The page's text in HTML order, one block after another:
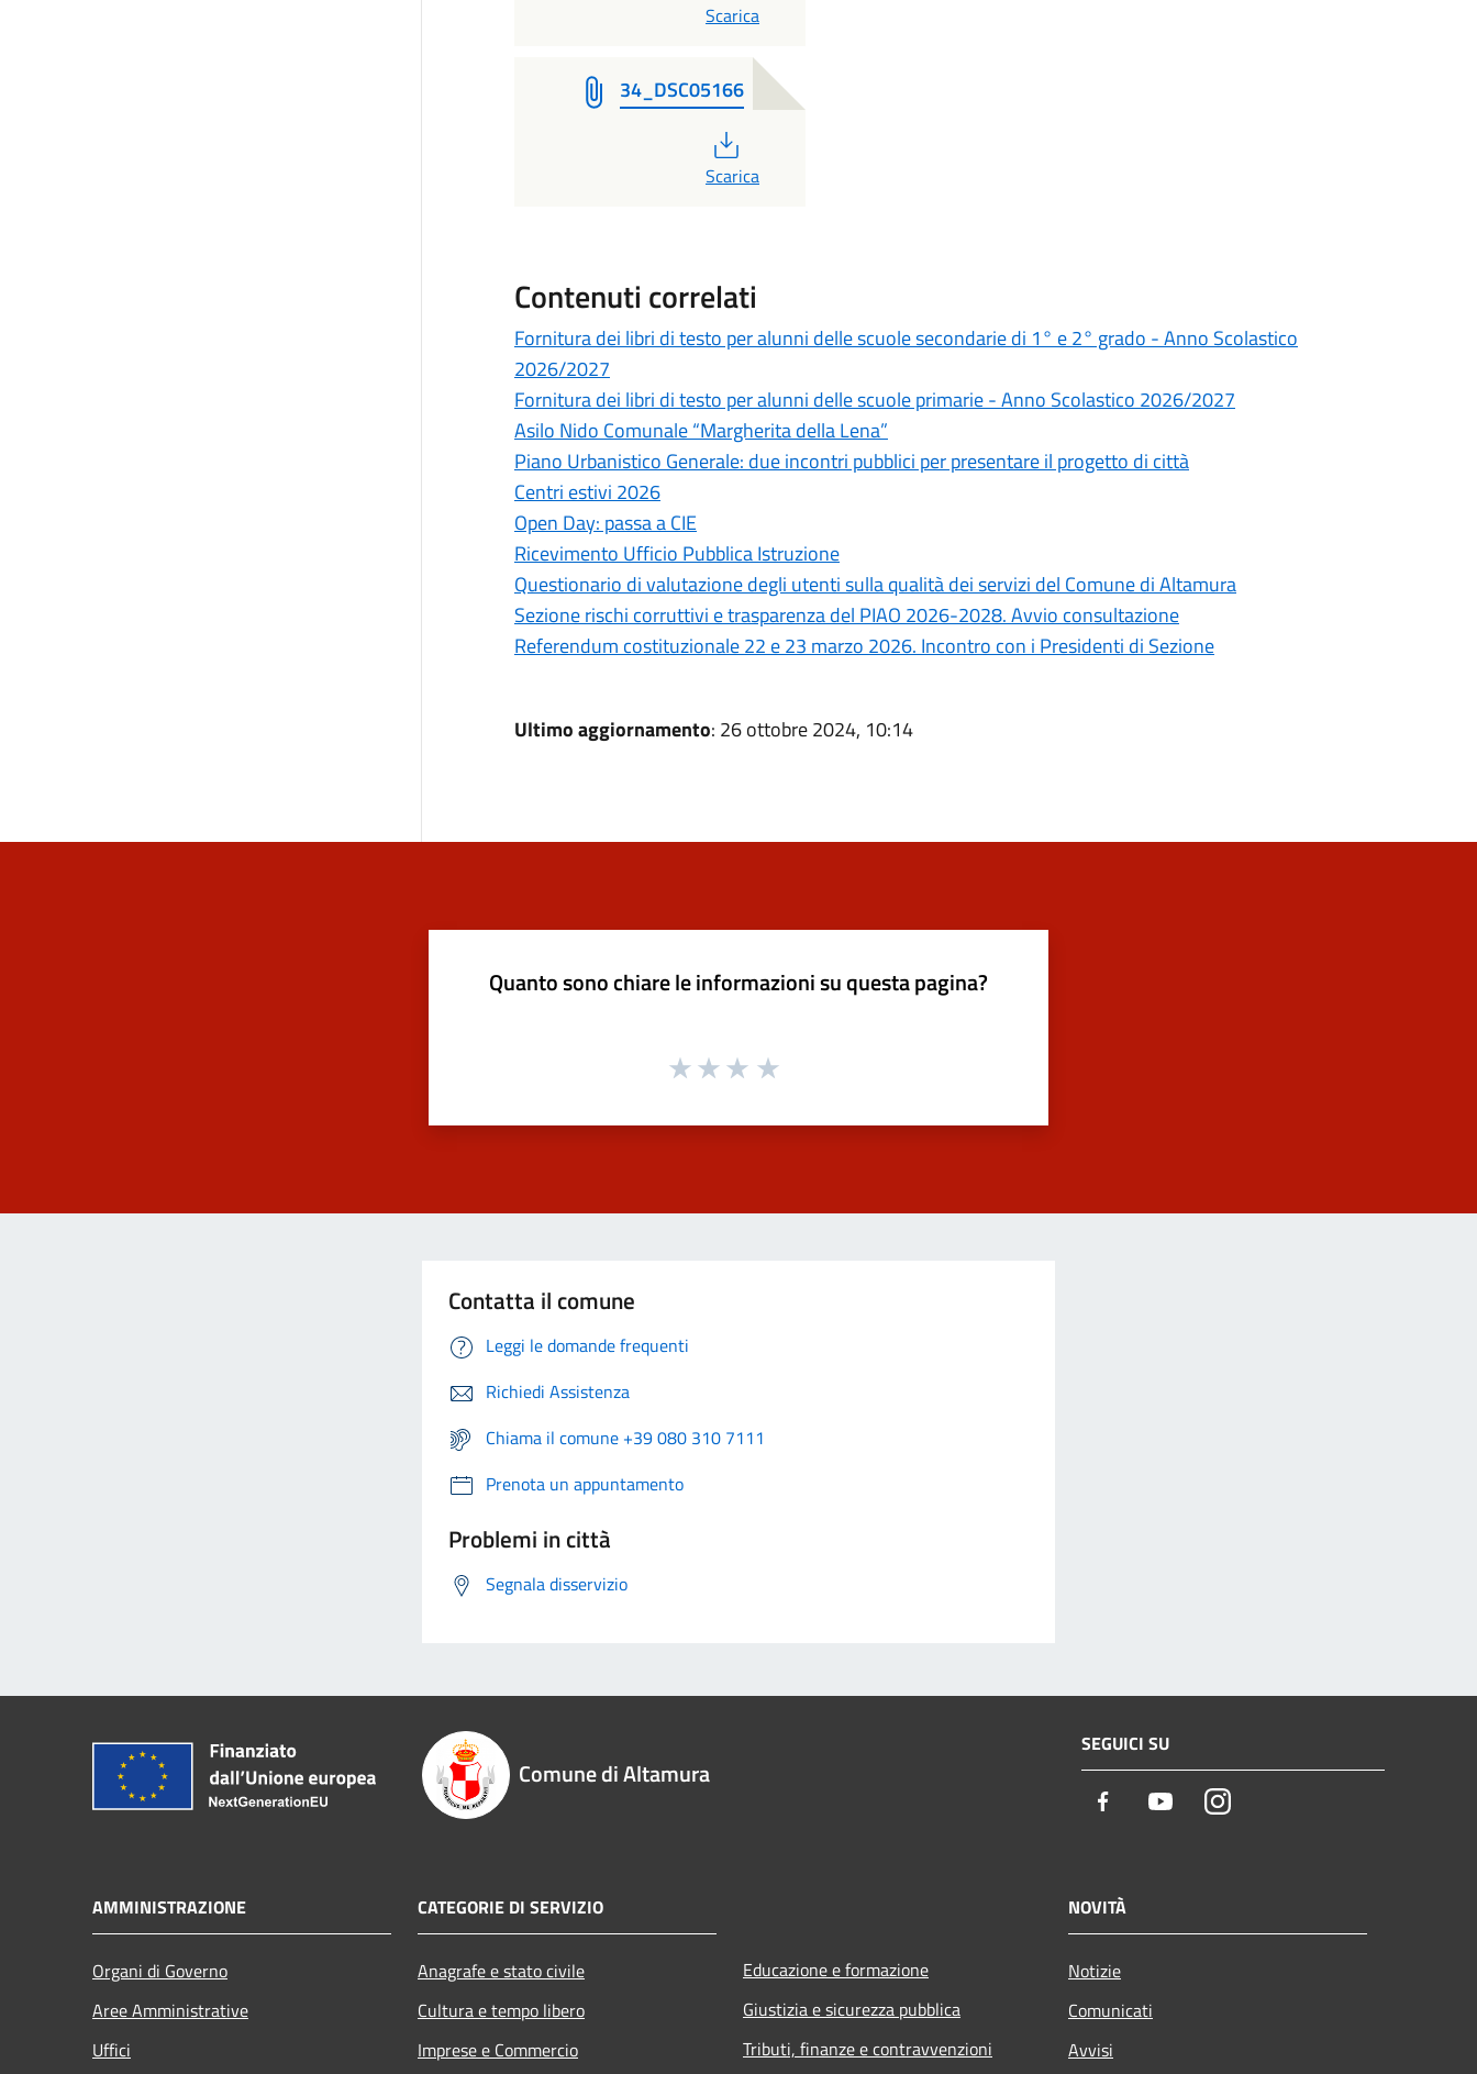
PDF
Scarica
34_DSC05166
PDF
Scarica
Contenuti correlati
Fornitura dei libri di testo per alunni delle scuole secondarie di 1° e 2° grado - Anno Scolastico
2026/2027
Fornitura dei libri di testo per alunni delle scuole primarie - Anno Scolastico 2026/2027
Asilo Nido Comunale “Margherita della Lena”
Piano Urbanistico Generale: due incontri pubblici per presentare il progetto di città
Centri estivi 2026
Open Day: passa a CIE
Ricevimento Ufficio Pubblica Istruzione
Questionario di valutazione degli utenti sulla qualità dei servizi del Comune di Altamura
Sezione rischi corruttivi e trasparenza del PIAO 2026-2028. Avvio consultazione
Referendum costituzionale 22 e 23 marzo 2026. Incontro con i Presidenti di Sezione
Ultimo aggiornamento: 26 ottobre 2024, 10:14
Quanto sono chiare le informazioni su questa pagina?
Contatta il comune
Leggi le domande frequenti
Richiedi Assistenza
Chiama il comune +39 080 310 7111
Prenota un appuntamento
Problemi in città
Segnala disservizio
Comune di Altamura
SEGUICI SU
Facebook YoutubeInstagram
AMMINISTRAZIONE
Organi di Governo
Aree Amministrative
Uffici
CATEGORIE DI SERVIZIO
Anagrafe e stato civile
Cultura e tempo libero
Imprese e Commercio
Educazione e formazione
Giustizia e sicurezza pubblica
Tributi, finanze e contravvenzioni
NOVITÀ
Notizie
Comunicati
Avvisi